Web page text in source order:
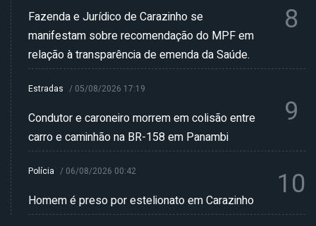
Fazenda e Jurídico de Carazinho se
manifestam sobre recomendação do MPF em
relação à transparência de emenda da Saúde.
8
Estradas / 05/08/2026 17:19
Condutor e caroneiro morrem em colisão entre
carro e caminhão na BR-158 em Panambi
9
Polícia / 06/08/2026 00:42
Homem é preso por estelionato em Carazinho 10